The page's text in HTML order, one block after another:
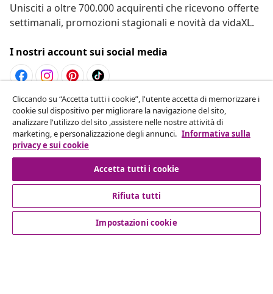
Unisciti a oltre 700.000 acquirenti che ricevono offerte
settimanali, promozioni stagionali e novità da vidaXL.
I nostri account sui social media
Recesso dal contratto
Invia una richiesta di recesso per il tuo ordine.
Recesso dal contratto
Servizio clienti
Cliccando su “Accetta tutti i cookie”, l'utente accetta di memorizzare i
cookie sul dispositivo per migliorare la navigazione del sito,
analizzare l'utilizzo del sito ,assistere nelle nostre attività di
marketing, e personalizzazione degli annunci. Informativa sulla
privacy e sui cookie
Accetta tutti i cookie
Rifiuta tutti
Impostazioni cookie